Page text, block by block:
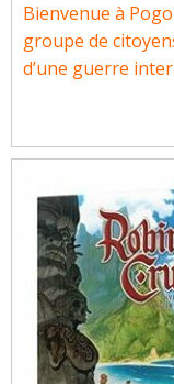
Bienvenue à
groupe de
d’une guerre